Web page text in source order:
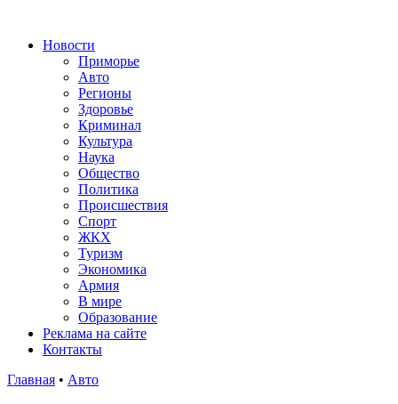
Новости
Приморье
Авто
Регионы
Здоровье
Криминал
Культура
Наука
Общество
Политика
Происшествия
Спорт
ЖКХ
Туризм
Экономика
Армия
В мире
Образование
Реклама на сайте
Контакты
Главная • Авто